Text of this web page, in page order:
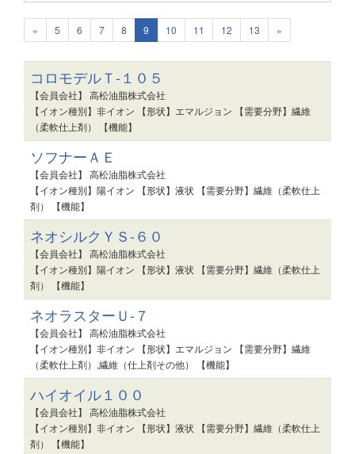
« 5 6 7 8 9 10 11 12 13 »
コロモデルＴ-１０５
【会員会社】 高松油脂株式会社
【イオン種別】非イオン 【形状】エマルジョン 【需要分野】繊維
（柔軟仕上剤） 【機能】
ソフナーＡＥ
【会員会社】 高松油脂株式会社
【イオン種別】陽イオン 【形状】液状 【需要分野】繊維（柔軟仕上
剤） 【機能】
ネオシルクＹＳ-６０
【会員会社】 高松油脂株式会社
【イオン種別】陽イオン 【形状】液状 【需要分野】繊維（柔軟仕上
剤） 【機能】
ネオラスターＵ-７
【会員会社】 高松油脂株式会社
【イオン種別】非イオン 【形状】エマルジョン 【需要分野】繊維
（柔軟仕上剤）,繊維（仕上剤その他） 【機能】
ハイオイル１００
【会員会社】 高松油脂株式会社
【イオン種別】非イオン 【形状】液状 【需要分野】繊維（柔軟仕上
剤） 【機能】